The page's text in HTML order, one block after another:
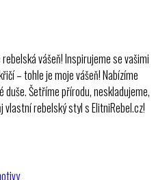
vášeň! Inspirujeme se vašimi
– tohle je moje vášeň! Nabízíme
duše. Šetříme přírodu, neskladujeme,
vlastní rebelský styl s ElitniRebel.cz!